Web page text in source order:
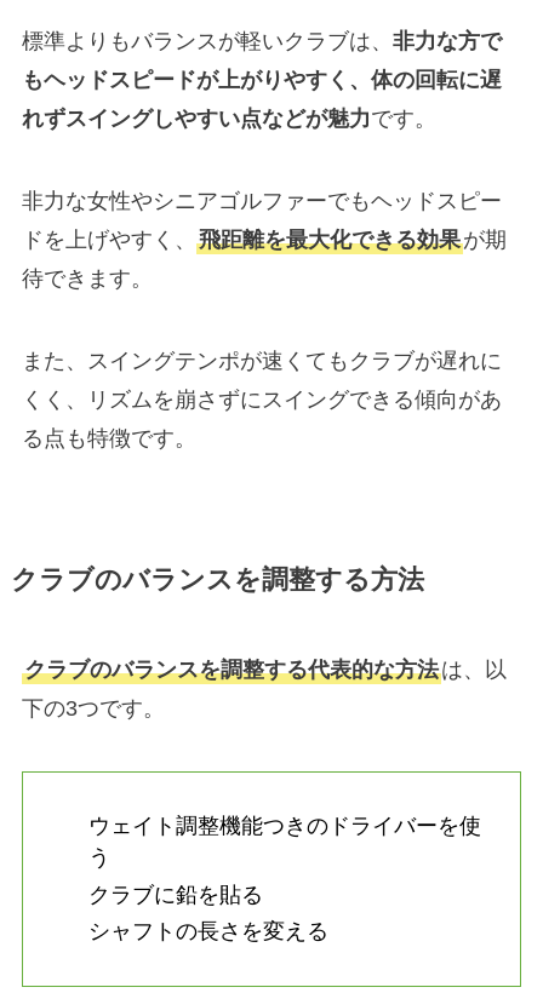
標準よりもバランスが軽いクラブは、 非力な方で
もヘッドスピードが上がりやすく、体の回転に遅
れずスイングしやすい点などが魅力です。
非力な女性やシニアゴルファーでもヘッドスピー
ドを上げやすく、 飛距離を最大化できる効果が期
待できます。
また、スイングテンポが速くてもクラブが遅れに
くく、リズムを崩さずにスイングできる傾向があ
る点も特徴です。
クラブのバランスを調整する方法
クラブのバランスを調整する代表的な方法は、以
下の3つです。
ウェイト調整機能つきのドライバーを使
う
クラブに鉛を貼る
シャフトの長さを変える